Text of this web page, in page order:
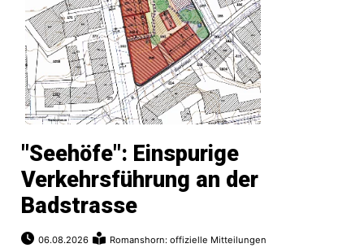
"Seehöfe": Einspurige
Verkehrsführung an der
Badstrasse
06.08.2026 Romanshorn: offizielle Mitteilungen